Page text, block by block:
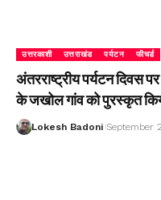
उत्तरकाशी उत्तराखंड पर्यटन फीचर्ड
अंतरराष्ट्रीय पर्यटन दिवस
के जखोल गांव को पुरस्कृत
Lokesh Badoni September